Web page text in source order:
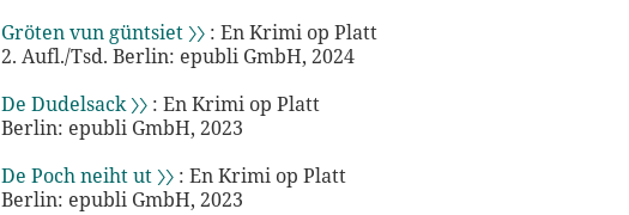
Gröten vun güntsiet 〉〉 : En Krimi op Platt
2. Aufl./Tsd. Berlin: epubli GmbH, 2024
De Dudelsack 〉〉 : En Krimi op Platt
Berlin: epubli GmbH, 2023
De Poch neiht ut 〉〉 : En Krimi op Platt
Berlin: epubli GmbH, 2023